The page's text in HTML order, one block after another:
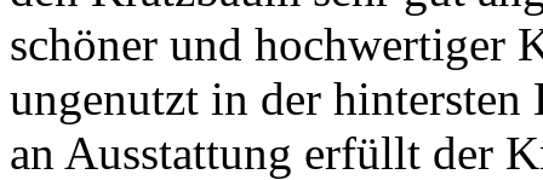
schöner und hochwertiger
ungenutzt in der hintersten
an Ausstattung erfüllt der